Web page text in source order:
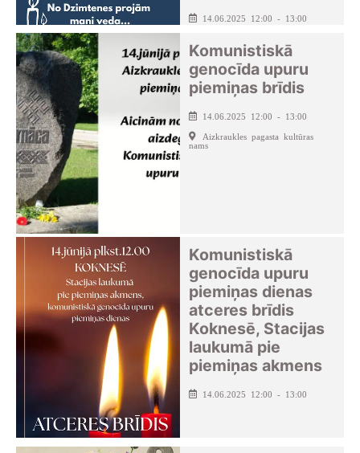
14.06.2025 12:00 - 13:00
Komunistiskā
genocīda upuru
piemiņas brīdis
14.06.2025 12:00 - 13:00
Aizkraukles pagasta kultūras
nams
Komunistiskā
genocīda upuru
piemiņas dienas
atceres brīdis
Koknesē, Stacijas
laukumā pie
piemiņas akmens
14.06.2025 12:00 - 13:00